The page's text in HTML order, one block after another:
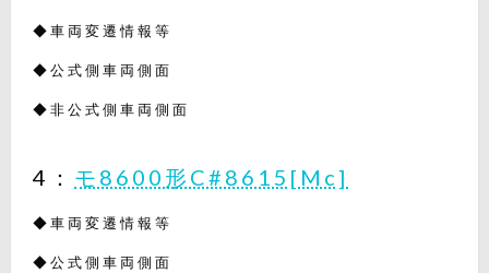
◆車両変遷情報等
◆公式側車両側面
◆非公式側車両側面
4： モ8600形C#8615[Mc]
◆車両変遷情報等
◆公式側車両側面